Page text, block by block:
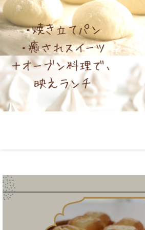
コ
ン
テ
ン
へ
ス
プ
”Bread＆Sweets”ドゥ
パン・スイーツ 作りのハードルを下げる